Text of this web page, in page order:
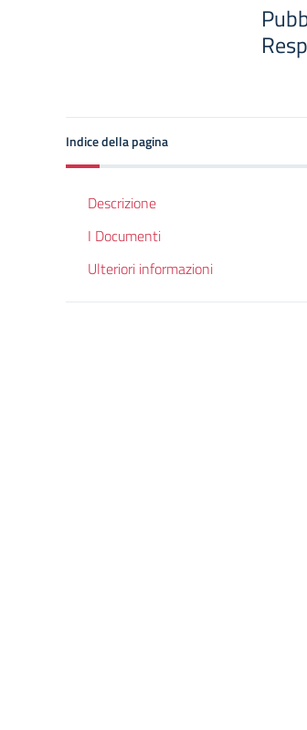
Indice della pagina
Descrizione
I Documenti
Ulteriori informazioni